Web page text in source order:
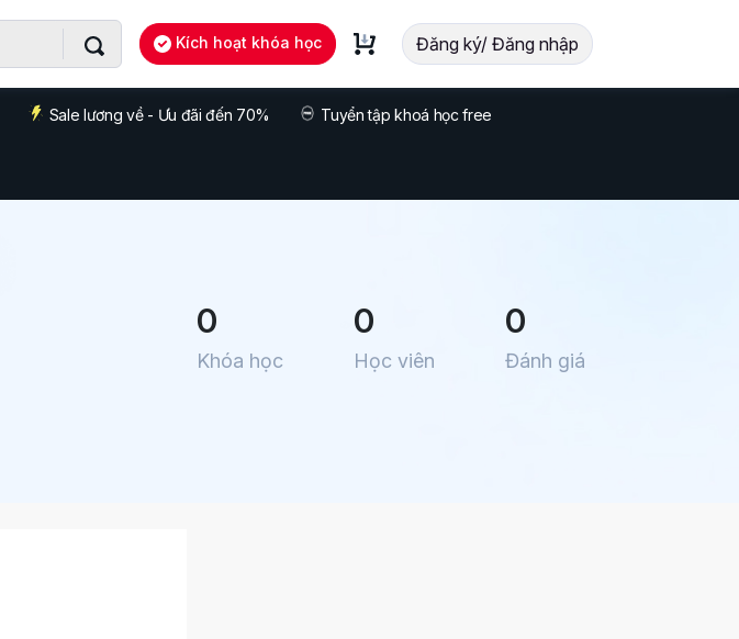
Kích hoạt khóa học Đăng ký/ Đăng nhập
Sale lương về - Ưu đãi đến 70% Tuyển tập khoá học free
0
Khóa học
0
Học viên
0
Đánh giá